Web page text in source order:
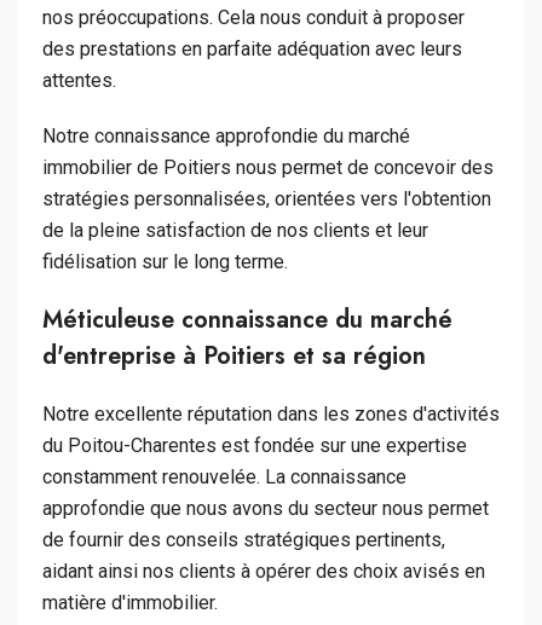
nos préoccupations. Cela nous conduit à proposer
des prestations en parfaite adéquation avec leurs
attentes.
Notre connaissance approfondie du marché
immobilier de Poitiers nous permet de concevoir des
stratégies personnalisées, orientées vers l'obtention
de la pleine satisfaction de nos clients et leur
fidélisation sur le long terme.
Méticuleuse connaissance du marché
d'entreprise à Poitiers et sa région
Notre excellente réputation dans les zones d'activités
du Poitou-Charentes est fondée sur une expertise
constamment renouvelée. La connaissance
approfondie que nous avons du secteur nous permet
de fournir des conseils stratégiques pertinents,
aidant ainsi nos clients à opérer des choix avisés en
matière d'immobilier.